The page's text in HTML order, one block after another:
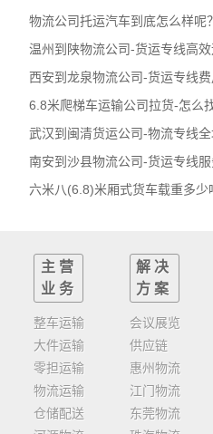
物流公司托运汽车到底怎么样呢？
温州到陕物流公司-货运专线高效
西安到龙泉物流公司-货运专线费
6.8米爬梯车运输公司拉货-怎么
武汉到闽清货运公司-物流专线全
南安到沙县物流公司-货运专线服
六米八(6.8)米厢式货车载重多少
主营
业务
整车运输
大件运输
零担运输
物流运输
仓储配送
解决
方案
会议展览
供应链
惠州物流
江门物流
东莞物流